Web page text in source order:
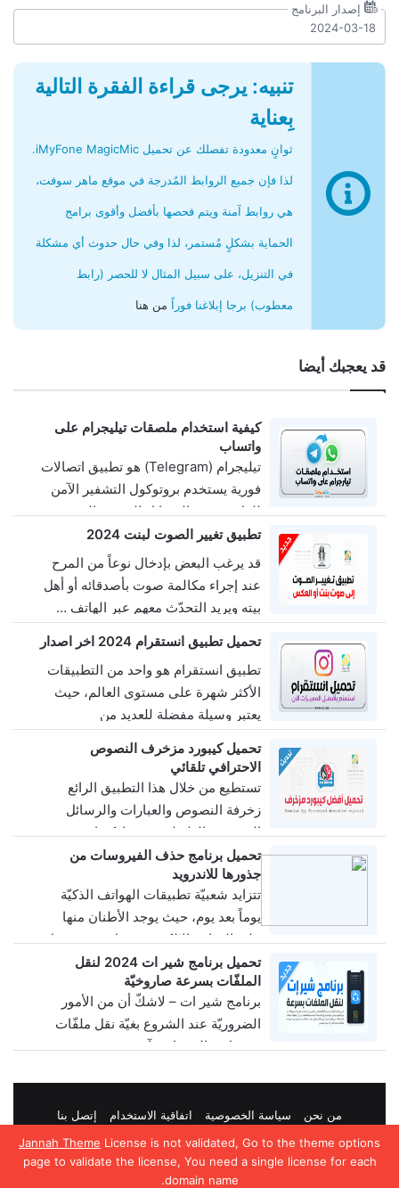
Jannah Theme License is not validated, Go to the theme options
page to validate the license, You need a single license for each
domain name.
إصدار البرنامج
2024-03-18
تنبيه: يرجى قراءة الفقرة التالية
بِعناية
ثوانٍ معدودة تفصلك عن تحميل iMyFone MagicMic.
لذا فإن جميع الروابط المُدرجة في موقع ماهر سوفت،
هي روابط آمنة ويتم فحصها بأفضل وأقوى برامج
الحماية بشكلٍ مُستمر، لذا وفي حال حدوث أي مشكلة
في التنزيل، على سبيل المثال لا للحصر (رابط
معطوب) برجا إبلاغنا فوراً من هنا
قد يعجبك أيضا
كيفية استخدام ملصقات تيليجرام على
واتساب
تيليجرام (Telegram) هو تطبيق اتصالات
فورية يستخدم بروتوكول التشفير الآمن
للغاية ويدعم الرسائل النصية والمرئية
والصوتية والملفات الضخمة عبر الإنترنت.
اخر تحديث
5
تطبيق تغيير الصوت لبنت 2024
قد يرغب البعض بإدخال نوعاً من المرح
عند إجراء مكالمة صوت بأصدقائه أو أهل
بيته ويريد التحدّث معهم عبر الهاتف …
تحميل تطبيق انستقرام 2024 اخر اصدار
تطبيق انستقرام هو واحد من التطبيقات
الأكثر شهرة على مستوى العالم، حيث
يعتبر وسيلة مفضلة للعديد من
10.22.21.2
50MB
0
تحميل كيبورد مزخرف النصوص
الاحترافي تلقائي
تستطيع من خلال هذا التطبيق الرائع
زخرفة النصوص والعبارات والرسائل
القصيرة والطويلة ثم مشاركتها مع
الاصدقاء عبر منصّات التواصل الاجتماعي
…
v2.0.2
10M
0
تحميل برنامج حذف الفيروسات من
جذورها للاندرويد
تتزايد شعبيّة تطبيقات الهواتف الذكيّة
يوماً بعد يوم، حيث يوجد الأطنان منها
على المتاجر الإلكترونية مثل متجر قوقل
بلاي أو …
2022
يتباين بحسب الجهاز
تحميل برنامج شير ات 2024 لنقل
الملفّات بسرعة صاروخيّة
برنامج شير ات – لاشكّ أن من الأمور
الضروريّة عند الشروع بغيّة نقل ملفّات
من هاتف إلى هاتفٍ آخر هي …
من نحن سياسة الخصوصية اتفاقية الاستخدام إتصل بنا
فيسبوك
‫X
‫YouTube